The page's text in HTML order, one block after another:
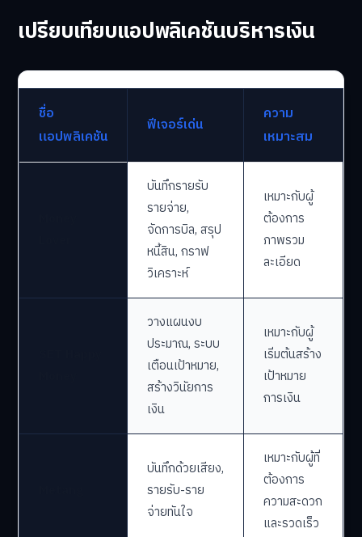
เปรียบเทียบแอปพลิเคชันบริหารเงิน
ชื่อ
แอปพลิเคชัน
ฟีเจอร์เด่น
ความ
เหมาะสม
บันทึกรายรับ
รายจ่าย,
จัดการบิล, สรุป
หนี้สิน, กราฟ
วิเคราะห์
เหมาะกับผู้
ต้องการ
ภาพรวม
ละเอียด
วางแผนงบ
ประมาณ, ระบบ
เตือนเป้าหมาย,
สร้างวินัยการ
เงิน
เหมาะกับผู้
เริ่มต้นสร้าง
เป้าหมาย
การเงิน
บันทึกด้วยเสียง,
รายรับ-ราย
จ่ายทันใจ
เหมาะกับผู้ที่
ต้องการ
ความสะดวก
และรวดเร็ว